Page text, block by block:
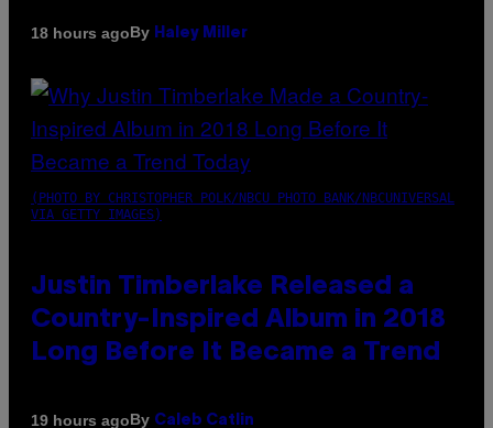
18 hours agoBy Haley Miller
(PHOTO BY CHRISTOPHER POLK/NBCU PHOTO BANK/NBCUNIVERSAL
VIA GETTY IMAGES)
Justin Timberlake Released a
Country-Inspired Album in 2018
Long Before It Became a Trend
19 hours agoBy Caleb Catlin